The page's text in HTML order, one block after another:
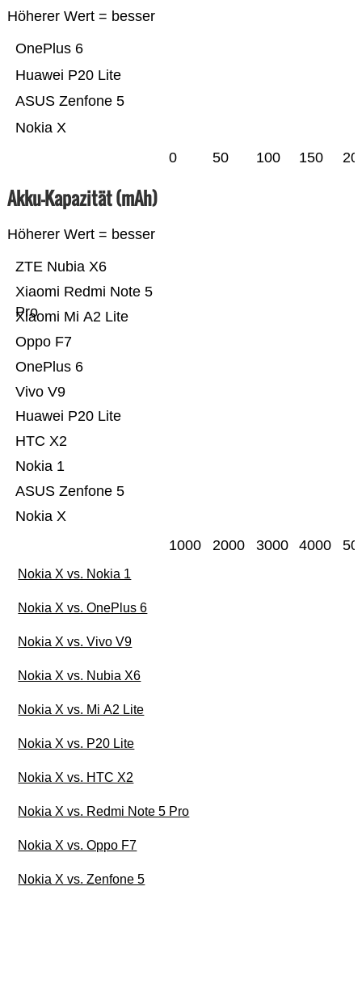
Höherer Wert = besser
Nokia X
ASUS Zenfone 5
Huawei P20 Lite
OnePlus 6
0 50 100 150
Akku-Kapazität (mAh)
Höherer Wert = besser
Nokia X
ASUS Zenfone 5
Nokia 1
HTC X2
Huawei P20 Lite
Vivo V9
OnePlus 6
Oppo F7
Xiaomi Mi A2 Lite
Xiaomi Redmi Note 5
Pro
ZTE Nubia X6
1000 2000 3000 4000
Nokia X vs. Nokia 1
Nokia X vs. OnePlus 6
Nokia X vs. Vivo V9
Nokia X vs. Nubia X6
Nokia X vs. Mi A2 Lite
Nokia X vs. P20 Lite
Nokia X vs. HTC X2
Nokia X vs. Redmi Note 5 Pro
Nokia X vs. Oppo F7
Nokia X vs. Zenfone 5